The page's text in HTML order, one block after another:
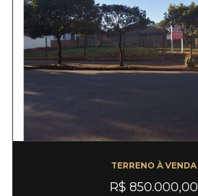
TERRENO À VENDA
R$ 850.000,00